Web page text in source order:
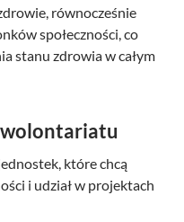
równocześnie
społeczności, co
stanu zdrowia w całym
które chcą
i udział w projektach